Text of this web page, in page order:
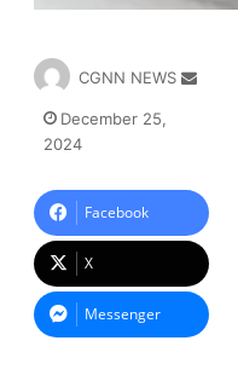
CGNN NEWS
n
e
m
a
l
December 25,
2024
Facebook
X
Messenger